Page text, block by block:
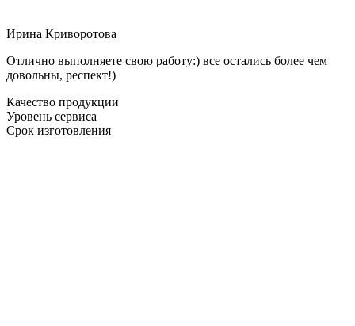
Ирина Криворотова
Отлично выполняете свою работу:) все остались более чем
довольны, респект!)
Качество продукции
Уровень сервиса
Срок изготовления